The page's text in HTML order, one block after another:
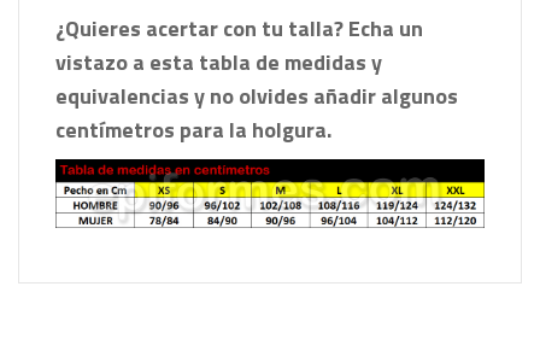
¿Quieres acertar con tu talla? Echa un
vistazo a esta tabla de medidas y
equivalencias y no olvides añadir algunos
centímetros para la holgura.